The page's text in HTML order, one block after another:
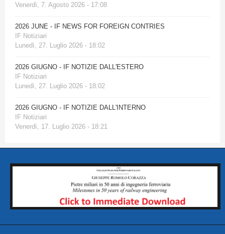
Venerdì, 7. Agosto 2026 - 17:08
2026 JUNE - IF NEWS FOR FOREIGN CONTRIES
IF Notiziari
Lunedì, 27. Luglio 2026 - 18:02
2026 GIUGNO - IF NOTIZIE DALL'ESTERO
IF Notiziari
Lunedì, 27. Luglio 2026 - 18:02
2026 GIUGNO - IF NOTIZIE DALL'INTERNO
IF Notiziari
Venerdì, 17. Luglio 2026 - 18:21